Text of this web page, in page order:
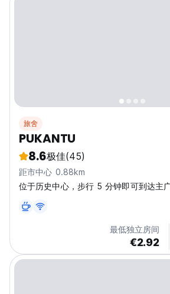
旅舍
PUKANTU
8.6极佳(45)
距市中心 0.88km
位于历史中心，步行 5 分钟即可到达主
最低独立房间
€2.92